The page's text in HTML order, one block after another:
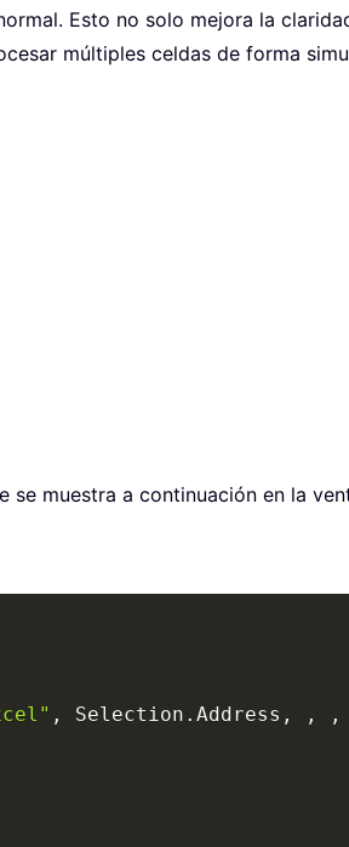
Esto no solo mejora la
múltiples celdas de forma
muestra a continuación en la
, Selection . Address , , ,